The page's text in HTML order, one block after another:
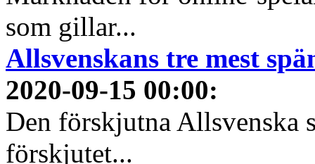
som gillar...
Allsvenskans tre mest
2020-09-15 00:00:
Den förskjutna Allsvenska
förskjutet...